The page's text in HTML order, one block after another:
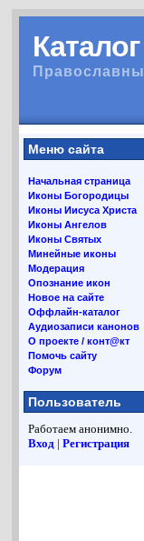
Меню сайта
Начальная страница
Иконы Богородицы
Иконы Иисуса Христа
Иконы Ангелов
Иконы Святых
Минейные иконы
Модерация
Опознание икон
Новое на сайте
Оффлайн-каталог
Аудиозаписи канонов
О проекте / конт@кт
Помочь сайту
Форум
Пользователь
Работаем анонимно.
Вход |Регистрация